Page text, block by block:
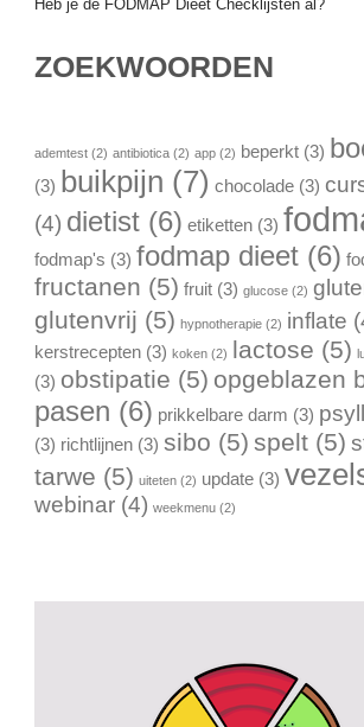
Heb je de FODMAP Dieet Checklijsten al?
ZOEKWOORDEN
ademtest (2) antibiotica (2) app (2) beperkt (3)
(3) buikpijn (7) chocolade (3)
(4) dietist (6) etiketten (3)
fodmap's (3) fodmap dieet (6)
fructanen (5) fruit (3) glucose (2)
glutenvrij (5) hypnotherapie (2) inflate
kerstrecepten (3) koken (2) lactose (5)
(3) obstipatie (5) opgeblazen
pasen (6) prikkelbare darm (3)
(3) richtlijnen (3) sibo (5) spelt (5)
tarwe (5) uiteten (2) update (3)
webinar (4) weekmenu (2)